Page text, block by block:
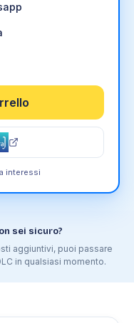
interessi
sei sicuro?
aggiuntivi, puoi passare
in qualsiasi momento.